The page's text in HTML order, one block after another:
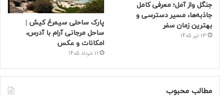
جنگل واز آمل؛ معرفی کامل
جاذبه‌ها، مسیر دسترسی و
بهترین زمان سفر
13 تیر 1405
پارک ساحلی سیمرغ کیش |
ساحل مرجانی آرام با آدرس،
امکانات و عکس
11 خرداد 1405
مطالب محبوب